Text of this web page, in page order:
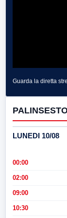
Guarda la diretta
LUNEDI 10/08
00:00
02:00
09:00
10:30